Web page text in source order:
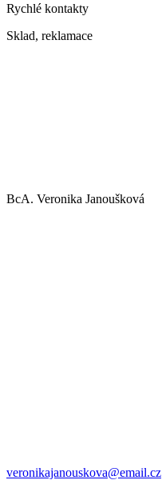
Rychlé kontakty
Sklad, reklamace
BcA. Veronika Janoušková
veronikajanouskova@email.cz